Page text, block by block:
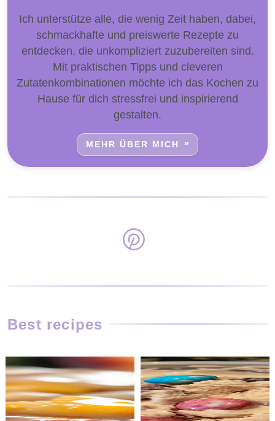
Ich unterstütze alle, die wenig Zeit haben, dabei,
schmackhafte und preiswerte Rezepte zu
entdecken, die unkompliziert zuzubereiten sind.
Mit praktischen Tipps und cleveren
Zutatenkombinationen möchte ich das Kochen zu
Hause für dich stressfrei und inspirierend
gestalten.
MEHR ÜBER MICH
Best recipes